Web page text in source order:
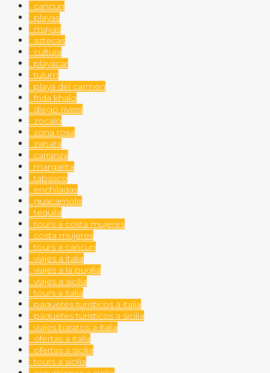
cancun
playas
mayas
aztecas
cultura
playacar
tulum
playa del carmen
frida khalo
diego rivera
zocalo
zona rosa
zapata
carranza
margarita
tabasco
enchiladas
guacamole
tequila
tours a costa mujeres
costa mujeres
tours a cancun
viajes a italia
viajes a la puglia
viajes a sicilia
tours a italia
paquetes turisticos a italia
paquetes turisticos a sicilia
viajes baratos a italia
ofertas a italia
ofertas a sicilia
tours a sicilia